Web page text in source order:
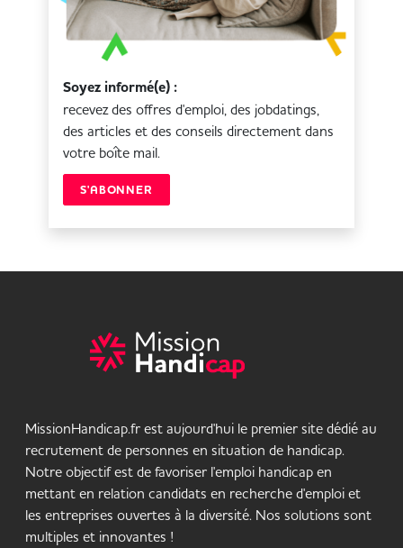
Soyez informé(e) :
recevez des offres d'emploi, des jobdatings,
des articles et des conseils directement dans
votre boîte mail.
S'ABONNER
MissionHandicap.fr est aujourd'hui le premier site dédié au
recrutement de personnes en situation de handicap.
Notre objectif est de favoriser l'emploi handicap en
mettant en relation candidats en recherche d'emploi et
les entreprises ouvertes à la diversité. Nos solutions sont
multiples et innovantes !